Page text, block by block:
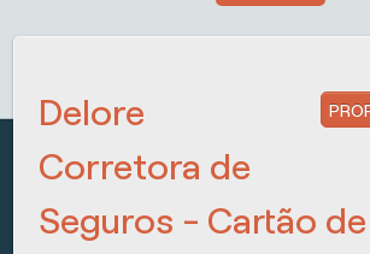
Delore
Corretora de
Seguros - Cartão